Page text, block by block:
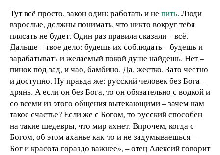
Тут всё просто, закон один: работать и не пить. Люди
взрослые, должны понимать, что никто вокруг тебя
плясать не будет. Один раз правила сказали – всё.
Дальше – твое дело: будешь их соблюдать – будешь и
зарабатывать и желаемый покой душе найдешь. Нет –
пинок под зад, и чао, бамбино. Да, жестко. Зато честно
и доступно. Ну правда же: русский человек без Бога –
дрянь. А если он без Бога, то он обязательно с водкой и
со всеми из этого общения вытекающими – зачем нам
такое счастье? Если же с Богом, то русский способен
на такие шедевры, что мир ахнет. Впрочем, когда с
Богом, об этом аханье как-то и не задумываешься –
Бог и красота гораздо важнее», – отец Алексий говорит